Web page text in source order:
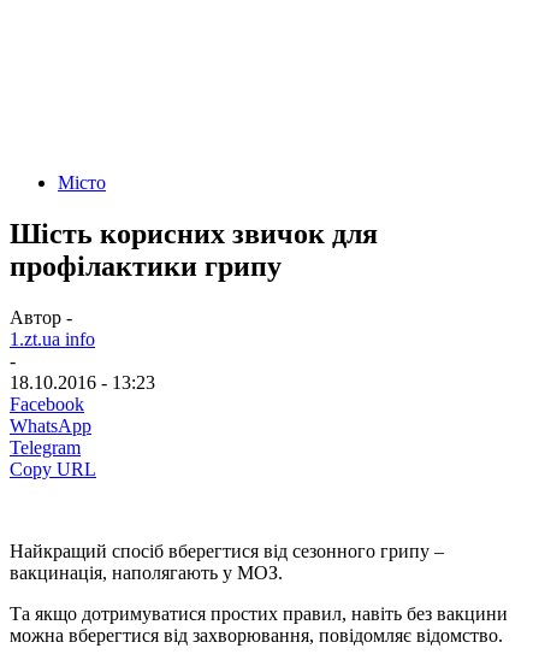
Місто
Шість корисних звичок для
профілактики грипу
Автор -
1.zt.ua info
-
18.10.2016 - 13:23
Facebook
WhatsApp
Telegram
Copy URL
Найкращий спосіб вберегтися від сезонного грипу –
вакцинація, наполягають у МОЗ.
Та якщо дотримуватися простих правил, навіть без вакцини
можна вберегтися від захворювання, повідомляє відомство.